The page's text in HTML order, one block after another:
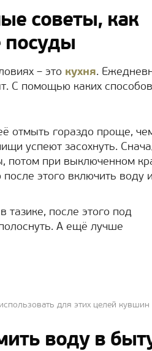
советы, как
посуды
– это кухня.
С помощью каких способов
отмыть гораздо проще,
успеют засохнуть.
потом при выключенном
этого включить воду и
после этого под
А ещё лучше
для этих целей кувшин
воду в